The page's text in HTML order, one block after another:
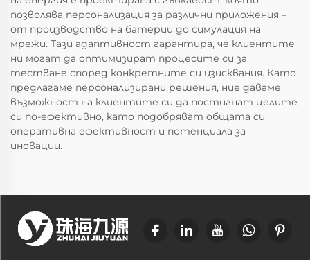
позволява персонализация за различни приложения –
от производство на батерии до симулация на
мрежи. Тази адаптивност гарантира, че клиентите
ни могат да оптимизират процесите си за
тестване според конкретните си изисквания. Като
предлагаме персонализирани решения, ние даваме
възможност на клиентите си да постигнат целите
си по-ефективно, като подобряват общата си
оперативна ефективност и потенциала за
иновации.